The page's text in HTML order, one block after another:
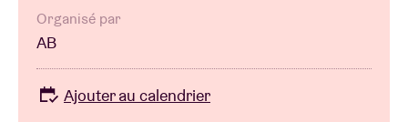
Organisé par
AB
Ajouter au calendrier